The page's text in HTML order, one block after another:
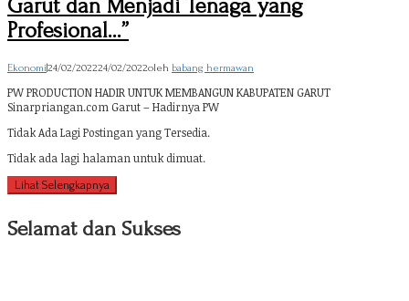
Garut dan Menjadi Tenaga yang
Profesional…”
Ekonomi24/02/202224/02/2022oleh babang hermawan
PW PRODUCTION HADIR UNTUK MEMBANGUN KABUPATEN GARUT
Sinarpriangan.com Garut – Hadirnya PW
Tidak Ada Lagi Postingan yang Tersedia.
Tidak ada lagi halaman untuk dimuat.
Lihat Selengkapnya
Selamat dan Sukses